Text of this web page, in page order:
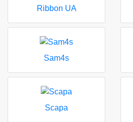
Ribbon UA
Sam4s
Scapa